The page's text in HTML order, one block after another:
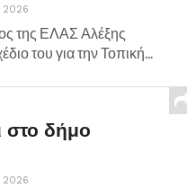
2026
της ΕΛΑΣ Αλέξης
του για την Τοπική...
στο δήμο
2026